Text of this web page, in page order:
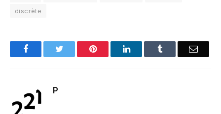
discrète
FacebookTwitter Pinterest LinkedInTumblr Email
P